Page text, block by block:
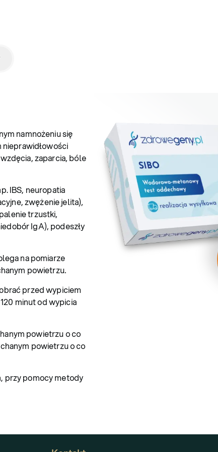
namnożeniu się
zaparcia, bóle
IBS, neuropatia
zwężenie jelita),
trzustki,
IgA), podeszły
na pomiarze
powietrzu.
przed wypiciem
minut od wypicia
powietrzu o co
powietrzu o co
przy pomocy metody